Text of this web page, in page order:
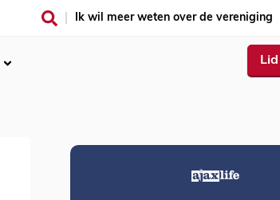
Ik wil meer weten over de vereniging